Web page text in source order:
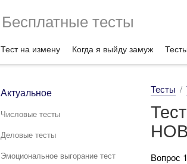
Бесплатные тесты
Тест на измену Когда я выйду замуж
Актуальное
Числовые тесты
Деловые тесты
Эмоциональное выгорание тест
Тесты
Вопрос